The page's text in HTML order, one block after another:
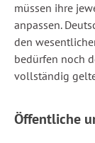
müssen ihre
anpassen.
den
bedürfen noch
vollständig
Öffentliche